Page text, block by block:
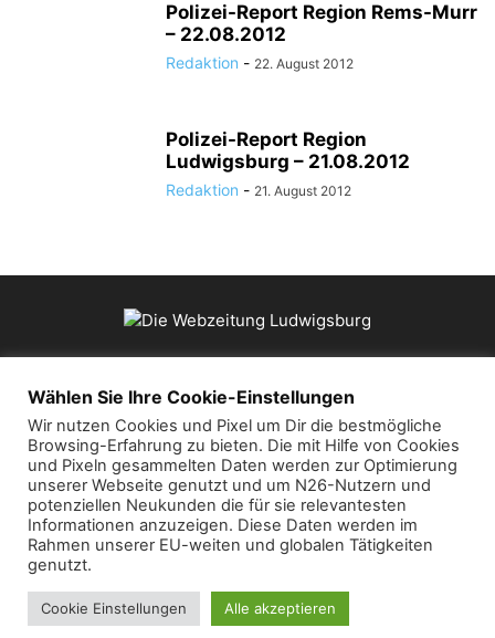
Polizei-Report Region Rems-Murr
– 22.08.2012
Redaktion - 22. August 2012
Polizei-Report Region
Ludwigsburg – 21.08.2012
Redaktion - 21. August 2012
ÜBER UNS
Kontaktieren Sie uns:mail@die-webzeitung.de
FOLGEN SIE UNS
© 2019 Die Webzeitung
Wählen Sie Ihre Cookie-Einstellungen
Wir nutzen Cookies und Pixel um Dir die bestmögliche
Browsing-Erfahrung zu bieten. Die mit Hilfe von Cookies
und Pixeln gesammelten Daten werden zur Optimierung
unserer Webseite genutzt und um N26-Nutzern und
potenziellen Neukunden die für sie relevantesten
Informationen anzuzeigen. Diese Daten werden im
Rahmen unserer EU-weiten und globalen Tätigkeiten
genutzt.
Cookie Einstellungen Alle akzeptieren